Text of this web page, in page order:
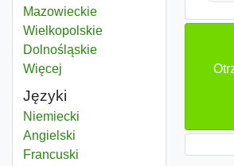
Marketing market communication
MazowieckieWojewództwo
Marketing market communication
WielkopolskieWojewództwo
Marketing market communication
DolnośląskieWojewództwo
Więcej
Języki
Niemiecki
Angielski
Francuski